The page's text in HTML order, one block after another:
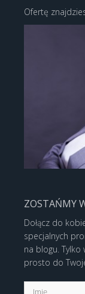
Ofertę
ZOSTAŃMY
Dołącz do
specjalnych
na blogu.
prosto do